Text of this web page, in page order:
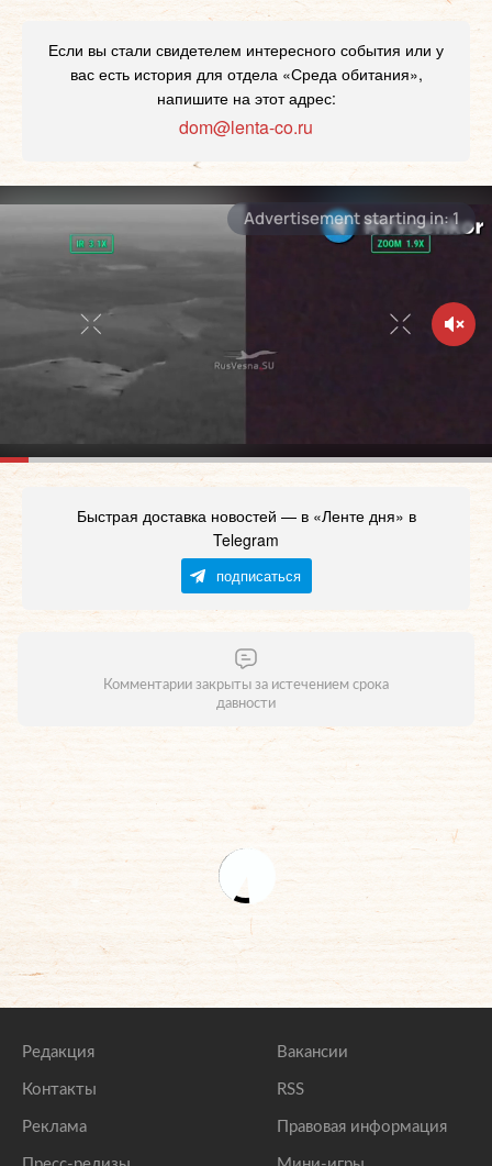
Если вы стали свидетелем интересного события или у
вас есть история для отдела «Среда обитания»,
напишите на этот адрес:
dom@lenta-co.ru
Быстрая доставка новостей — в «Ленте дня» в
Telegram
подписаться
Комментарии закрыты за истечением срока
давности
Редакция
Контакты
Реклама
Вакансии
RSS
Правовая информация